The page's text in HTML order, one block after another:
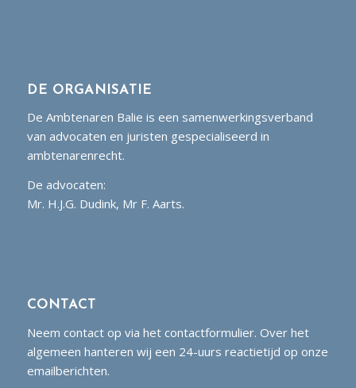
DE ORGANISATIE
De Ambtenaren Balie is een samenwerkingsverband
van advocaten en juristen gespecialiseerd in
ambtenarenrecht.
De advocaten:
Mr. H.J.G. Dudink, Mr F. Aarts.
CONTACT
Neem contact op via het contactformulier. Over het
algemeen hanteren wij een 24-uurs reactietijd op onze
emailberichten.